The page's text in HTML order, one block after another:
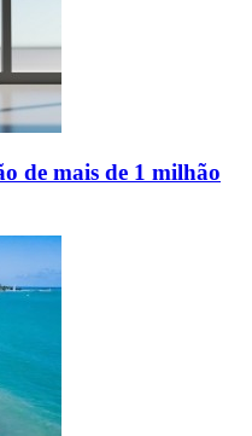
de mais de 1 milhão